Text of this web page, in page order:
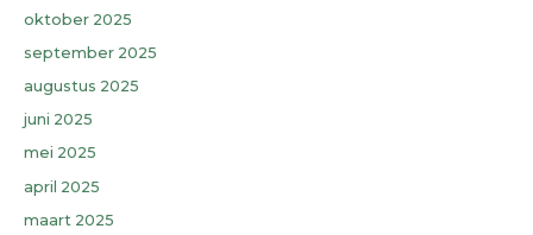
oktober 2025
september 2025
augustus 2025
juni 2025
mei 2025
april 2025
maart 2025